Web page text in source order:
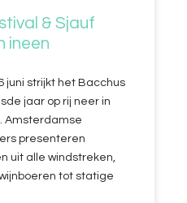
& Sjauf
ineen
juni strijkt het Bacchus
jaar op rij neer in
Amsterdamse
presenteren
uit alle windstreken,
tot statige